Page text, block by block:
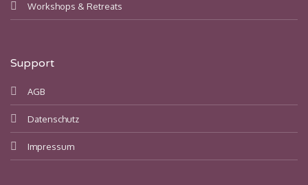
Workshops & Retreats
Support
AGB
Datenschutz
Impressum